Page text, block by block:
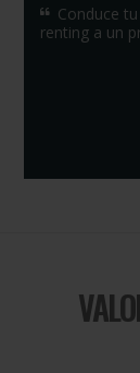
Conduce
renting a un